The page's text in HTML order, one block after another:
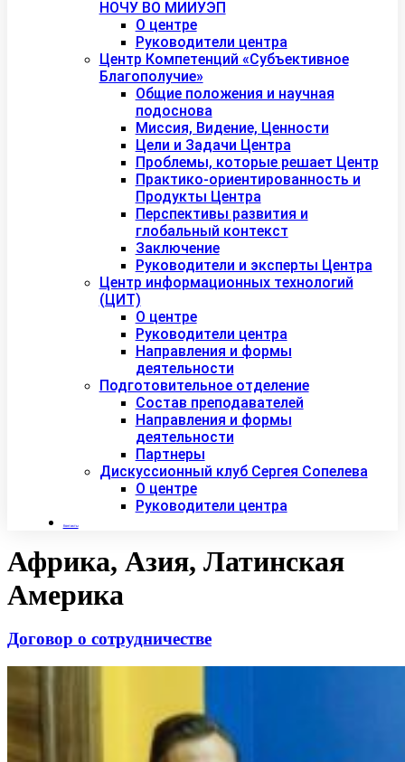
НОЧУ ВО МИИУЭП
О центре
Руководители центра
Центр Компетенций «Субъективное
Благополучие»
Общие положения и научная
подоснова
Миссия, Видение, Ценности
Цели и Задачи Центра
Проблемы, которые решает Центр
Практико-ориентированность и
Продукты Центра
Перспективы развития и
глобальный контекст
Заключение
Руководители и эксперты Центра
Центр информационных технологий
(ЦИТ)
О центре
Руководители центра
Направления и формы
деятельности
Подготовительное отделение
Состав преподавателей
Направления и формы
деятельности
Партнеры
Дискуссионный клуб Сергея Сопелева
О центре
Руководители центра
Контакты
Африка, Азия, Латинская
Америка
Договор о сотрудничестве